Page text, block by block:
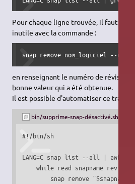
Pour chaque ligne trouvée, il faut
inutile avec la commande :
snap remove nom_logiciel --
en renseignant le numéro de révision
bonne valeur qui a été obtenue.
Il est possible d'automatiser ce travail
bin/supprime-snap-désactivé.sh
#!/bin/sh
LANG=C snap list --all | awk
while read snapname revision
snap remove "$snapname"